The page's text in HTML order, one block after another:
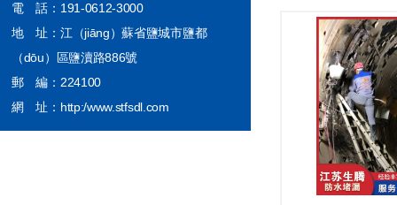
電 話：191-0612-3000
地 址：江（jiāng）蘇省鹽城市鹽都
（dōu）區鹽瀆路886號
郵 編：224100
網 址：http:/www.stfsdl.com